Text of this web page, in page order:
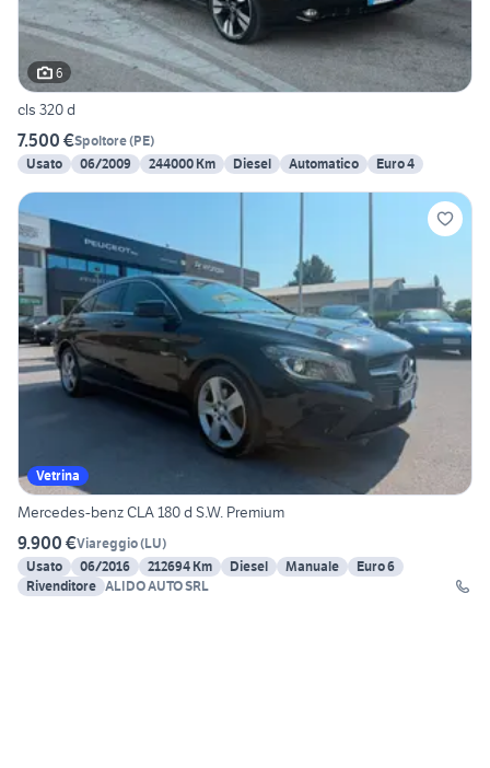
6
cls 320 d
7.500 €Spoltore(PE)
Usato
06/2009 244000 Km Diesel Automatico Euro 4
Vetrina
Mercedes-benz CLA 180 d S.W. Premium
9.900 €Viareggio(LU)
Usato
06/2016 212694 Km Diesel Manuale
Euro 6
Rivenditore ALIDO AUTO SRL